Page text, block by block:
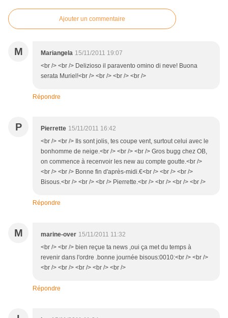
Ajouter un commentaire
M Mariangela 15/11/2011 19:07
<br /> <br /> Delizioso il paravento omino di neve! Buona
serata Muriel!<br /> <br /> <br /> <br />
Répondre
P Pierrette 15/11/2011 16:42
<br /> <br /> Ils sont jolis, tes coupe vent, surtout celui avec le
bonhomme de neige.<br /> <br /> <br /> Gros bugg chez OB,
on commence à recenvoir les new au compte goutte.<br />
<br /> <br /> Bonne fin d'après-midi.€<br /> <br /> <br />
Bisous.<br /> <br /> <br /> Pierrette.<br /> <br /> <br /> <br />
Répondre
M marine-over 15/11/2011 11:32
<br /> <br /> bien reçue ta news ,oui ça met du temps à
revenir dans l'ordre .bonne journée bisous:0010:<br /> <br />
<br /> <br /> <br /> <br /> <br />
Répondre